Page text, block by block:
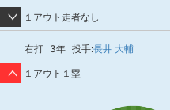
１アウト走者なし
右打 3年 投手:長井 大輔
１アウト１塁